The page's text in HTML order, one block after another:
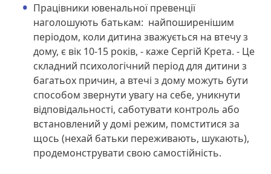
Працівники ювенальної превенції
наголошують батькам: найпоширенішим
періодом, коли дитина зважується на втечу з
дому, є вік 10-15 років, - каже Сергій Крета. - Це
складний психологічний період для дитини з
багатьох причин, а втечі з дому можуть бути
способом звернути увагу на себе, уникнути
відповідальності, саботувати контроль або
встановлений у домі режим, помститися за
щось (нехай батьки переживають, шукають),
продемонструвати свою самостійність.